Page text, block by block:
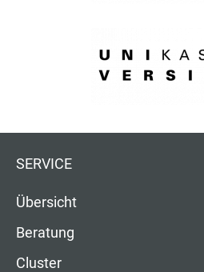
SERVICE
Übersicht
Beratung
Cluster